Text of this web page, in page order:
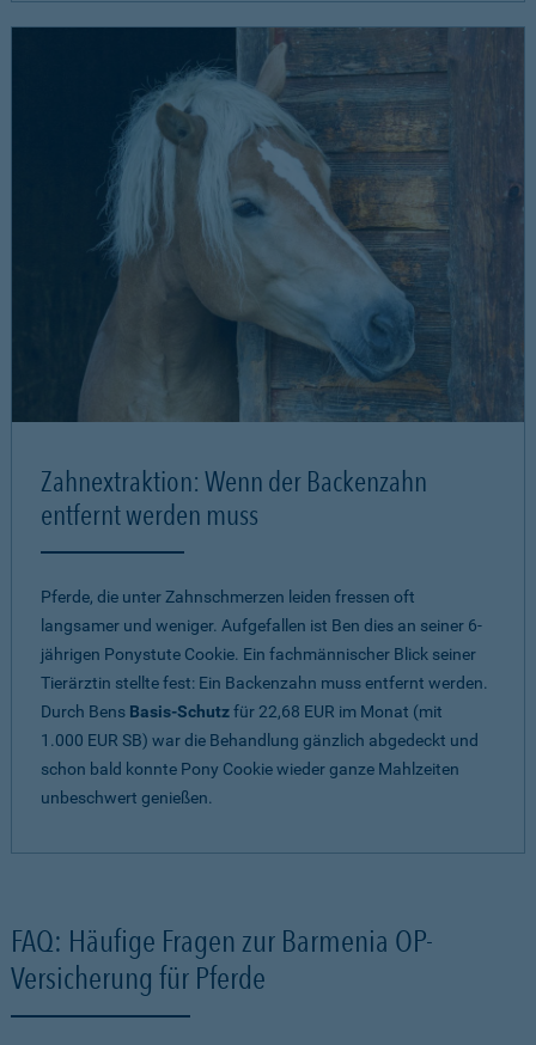
Zahnextraktion: Wenn der Backenzahn
entfernt werden muss
Pferde, die unter Zahnschmerzen leiden fressen oft
langsamer und weniger. Aufgefallen ist Ben dies an seiner 6-
jährigen Ponystute Cookie. Ein fachmännischer Blick seiner
Tierärztin stellte fest: Ein Backenzahn muss entfernt werden.
Durch Bens Basis-Schutzfür 22,68 EUR im Monat (mit
1.000 EUR SB) war die Behandlung gänzlich abgedeckt und
schon bald konnte Pony Cookie wieder ganze Mahlzeiten
unbeschwert genießen.
FAQ: Häufige Fragen zur Barmenia OP-
Versicherung für Pferde